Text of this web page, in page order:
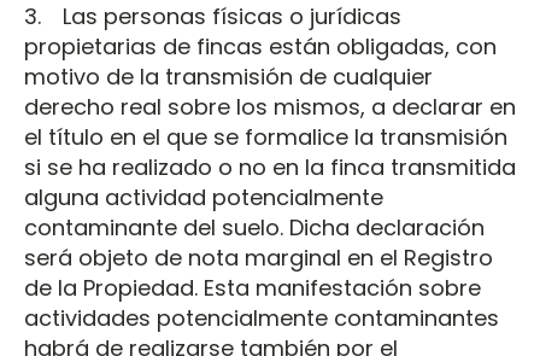
3. Las personas físicas o jurídicas
propietarias de fincas están obligadas, con
motivo de la transmisión de cualquier
derecho real sobre los mismos, a declarar en
el título en el que se formalice la transmisión
si se ha realizado o no en la finca transmitida
alguna actividad potencialmente
contaminante del suelo. Dicha declaración
será objeto de nota marginal en el Registro
de la Propiedad. Esta manifestación sobre
actividades potencialmente contaminantes
habrá de realizarse también por el